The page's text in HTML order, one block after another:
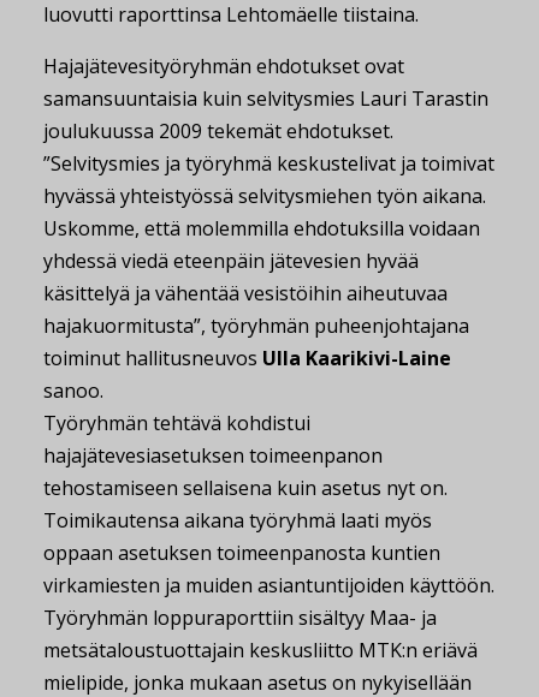
luovutti raporttinsa Lehtomäelle tiistaina.
Hajajätevesityöryhmän ehdotukset ovat
samansuuntaisia kuin selvitysmies Lauri Tarastin
joulukuussa 2009 tekemät ehdotukset.
”Selvitysmies ja työryhmä keskustelivat ja toimivat
hyvässä yhteistyössä selvitysmiehen työn aikana.
Uskomme, että molemmilla ehdotuksilla voidaan
yhdessä viedä eteenpäin jätevesien hyvää
käsittelyä ja vähentää vesistöihin aiheutuvaa
hajakuormitusta”, työryhmän puheenjohtajana
toiminut hallitusneuvos Ulla Kaarikivi-Laine
sanoo.
Työryhmän tehtävä kohdistui
hajajätevesiasetuksen toimeenpanon
tehostamiseen sellaisena kuin asetus nyt on.
Toimikautensa aikana työryhmä laati myös
oppaan asetuksen toimeenpanosta kuntien
virkamiesten ja muiden asiantuntijoiden käyttöön.
Työryhmän loppuraporttiin sisältyy Maa- ja
metsätaloustuottajain keskusliitto MTK:n eriävä
mielipide, jonka mukaan asetus on nykyisellään